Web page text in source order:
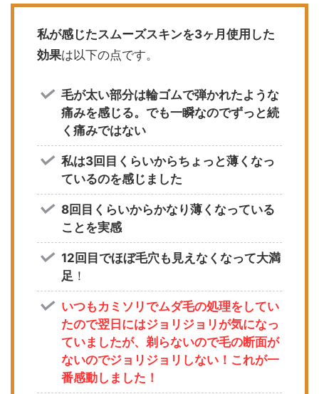
私が感じたスムーズスキンを3ヶ月使用した
効果は以下の点です。
毛が太い部分は輪ゴムで弾かれたような
痛みを感じる。でも一瞬なのでずっと続
く痛みではない
私は3回目くらいからちょっと薄くなっ
ているのを感じました
8回目くらいからかなり薄くなっている
ことを実感
12回目でほぼ毛穴も見えなくなって大満
足 ！
いつもカミソリでムダ毛の処理をしてい
たので翌日にはジョリジョリが気になっ
ていましたが、剃らないので毛の断面が
ないのでジョリジョリしない！これが一
番感動しました！